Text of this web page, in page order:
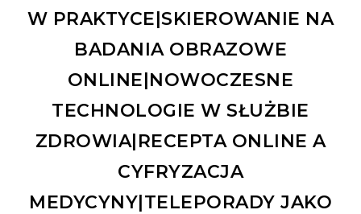
W PRAKTYCE|SKIEROWANIE NA
BADANIA OBRAZOWE
ONLINE|NOWOCZESNE
TECHNOLOGIE W SŁUŻBIE
ZDROWIA|RECEPTA ONLINE A
CYFRYZACJA
MEDYCYNY|TELEPORADY JAKO